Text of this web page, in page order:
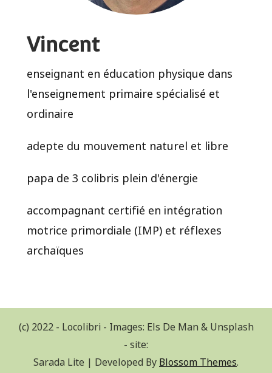
Vincent
enseignant en éducation physique dans
l'enseignement primaire spécialisé et
ordinaire
adepte du mouvement naturel et libre
papa de 3 colibris plein d'énergie
accompagnant certifié en intégration
motrice primordiale (IMP) et réflexes
archaïques
(c) 2022 - Locolibri - Images: Els De Man & Unsplash
- site:
Sarada Lite | Developed ByBlossom Themes.